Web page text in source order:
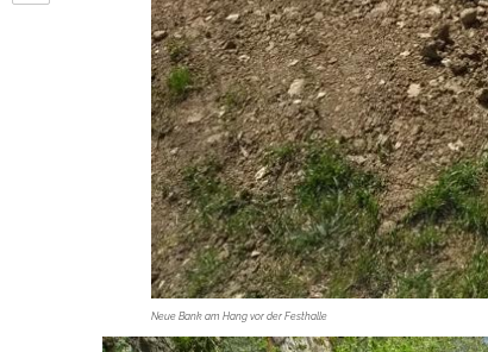
Neue Bank am Hang vor der Festhalle